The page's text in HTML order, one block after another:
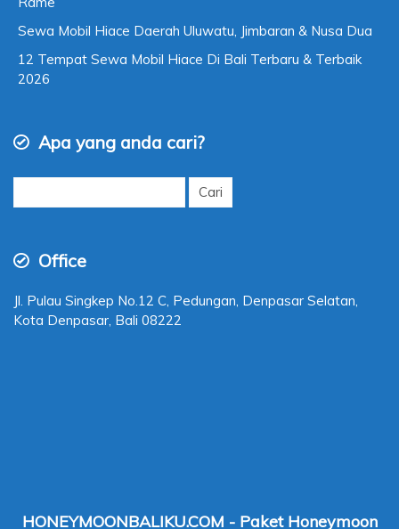
Sewa Mobil Hiace Daerah Uluwatu, Jimbaran & Nusa Dua
12 Tempat Sewa Mobil Hiace Di Bali Terbaru & Terbaik
2026
Apa yang anda cari?
Cari
Office
Jl. Pulau Singkep No.12 C, Pedungan, Denpasar Selatan,
Kota Denpasar, Bali 08222
HONEYMOONBALIKU.COM - Paket Honeymoon